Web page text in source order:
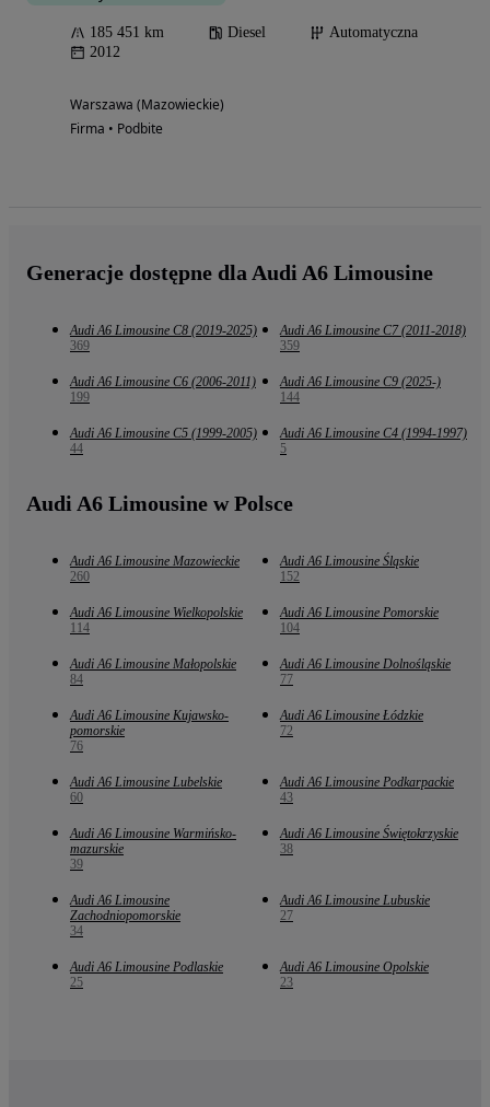
185 451 km Diesel
Automatyczna
2012
Warszawa (Mazowieckie)
Firma • Podbite
Generacje dostępne dla Audi A6 Limousine
Audi A6 Limousine C8 (2019-2025)
369
Audi A6 Limousine C7 (2011-2018)
359
Audi A6 Limousine C6 (2006-2011)
199
Audi A6 Limousine C9 (2025-)
144
Audi A6 Limousine C5 (1999-2005)
44
Audi A6 Limousine C4 (1994-1997)
5
Audi A6 Limousine w Polsce
Audi A6 Limousine Mazowieckie
260
Audi A6 Limousine Śląskie
152
Audi A6 Limousine Wielkopolskie
114
Audi A6 Limousine Pomorskie
104
Audi A6 Limousine Małopolskie
84
Audi A6 Limousine Dolnośląskie
77
Audi A6 Limousine Kujawsko-
pomorskie
76
Audi A6 Limousine Łódzkie
72
Audi A6 Limousine Lubelskie
60
Audi A6 Limousine Podkarpackie
43
Audi A6 Limousine Warmińsko-
mazurskie
39
Audi A6 Limousine Świętokrzyskie
38
Audi A6 Limousine
Zachodniopomorskie
34
Audi A6 Limousine Lubuskie
27
Audi A6 Limousine Podlaskie
25
Audi A6 Limousine Opolskie
23